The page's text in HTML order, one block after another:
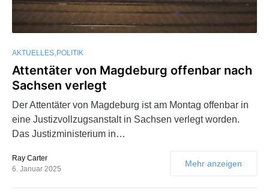
AKTUELLES POLITIK
Attentäter von Magdeburg offenbar nach
Sachsen verlegt
Der Attentäter von Magdeburg ist am Montag offenbar in
eine Justizvollzugsanstalt in Sachsen verlegt worden.
Das Justizministerium in…
Ray Carter
6. Januar 2025
Mehr anzeigen